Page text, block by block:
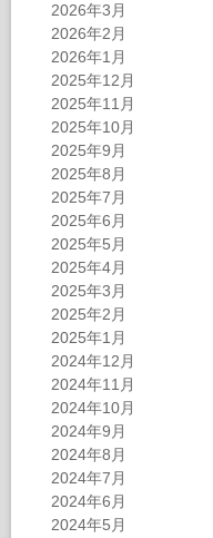
2026年3月
2026年2月
2026年1月
2025年12月
2025年11月
2025年10月
2025年9月
2025年8月
2025年7月
2025年6月
2025年5月
2025年4月
2025年3月
2025年2月
2025年1月
2024年12月
2024年11月
2024年10月
2024年9月
2024年8月
2024年7月
2024年6月
2024年5月